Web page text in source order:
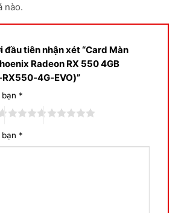
nào.
đầu tiên nhận xét “Card Màn
Radeon RX 550 4GB
RX550-4G-EVO)”
*
*